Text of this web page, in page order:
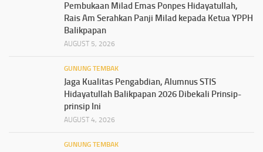
Pembukaan Milad Emas Ponpes Hidayatullah,
Rais Am Serahkan Panji Milad kepada Ketua YPPH
Balikpapan
AUGUST 5, 2026
GUNUNG TEMBAK
Jaga Kualitas Pengabdian, Alumnus STIS
Hidayatullah Balikpapan 2026 Dibekali Prinsip-
prinsip Ini
AUGUST 4, 2026
GUNUNG TEMBAK